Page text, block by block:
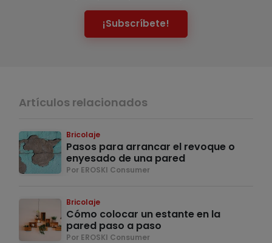
¡Subscríbete!
Artículos relacionados
Bricolaje
Pasos para arrancar el revoque o
enyesado de una pared
Por EROSKI Consumer
Bricolaje
Cómo colocar un estante en la
pared paso a paso
Por EROSKI Consumer